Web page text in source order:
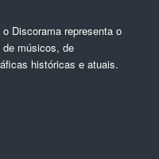
Discorama representa o
de músicos, de
históricas e atuais.